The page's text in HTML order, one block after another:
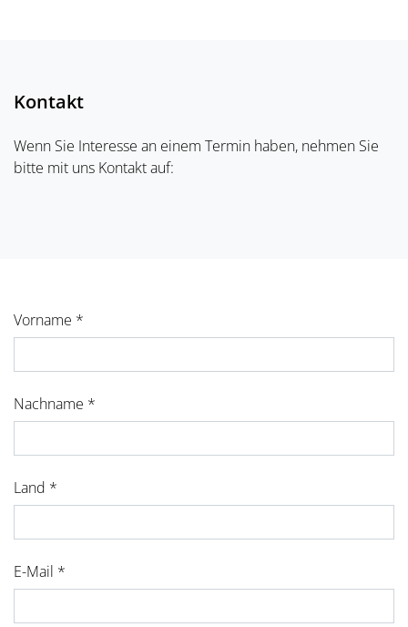
Kontakt
Wenn Sie Interesse an einem Termin haben, nehmen Sie
bitte mit uns Kontakt auf:
Vorname *
Nachname *
Land *
E-Mail *